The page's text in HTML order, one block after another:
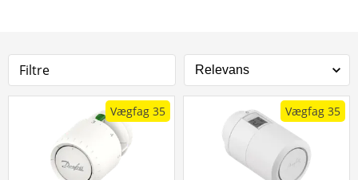
Filtre
Vægfag 35 Vægfag 35